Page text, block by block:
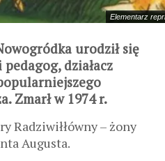
Elementarz
urodził się
działacz
Zmarł w 1974 r.
Radziwiłłówny – żony
Augusta.